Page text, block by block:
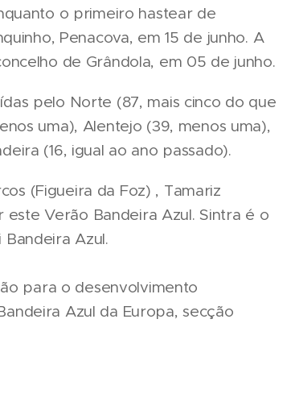
o primeiro hastear de
Penacova, em 15 de junho. A
de Grândola, em 05 de junho.
pelo Norte (87, mais cinco do que
uma), Alentejo (39, menos uma),
(16, igual ao ano passado).
(Figueira da Foz) , Tamariz
este Verão Bandeira Azul. Sintra é o
Azul.
para o desenvolvimento
Azul da Europa, secção